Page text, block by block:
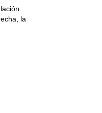
la